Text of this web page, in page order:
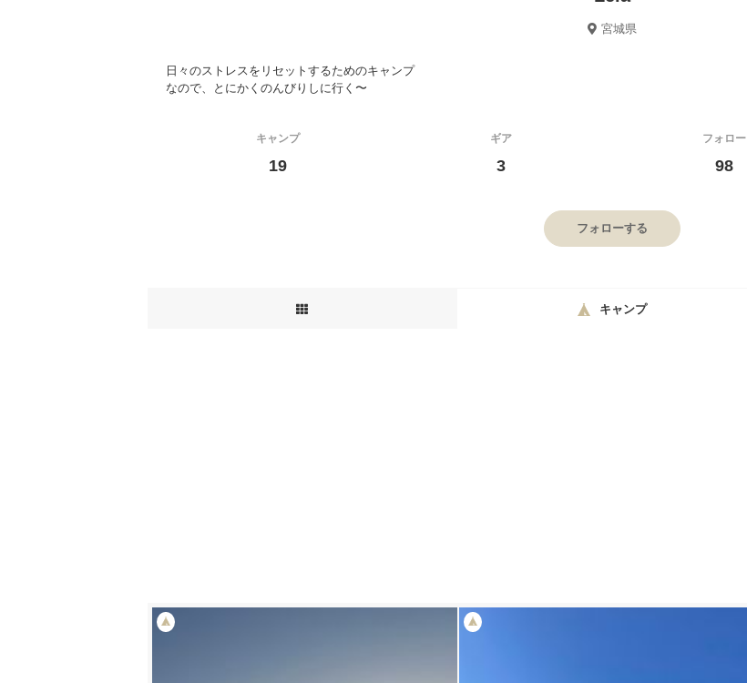
宮城県
日々のストレスをリセットするためのキャンプ
なので、とにかくのんびりしに行く〜
キャンプ
19
ギア
3
フォロー
98
フォローする
キャンプ